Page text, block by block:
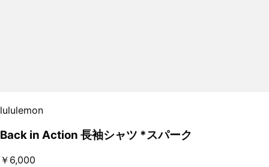
lululemon
Back in Action 長袖シャツ *スパーク
￥6,000